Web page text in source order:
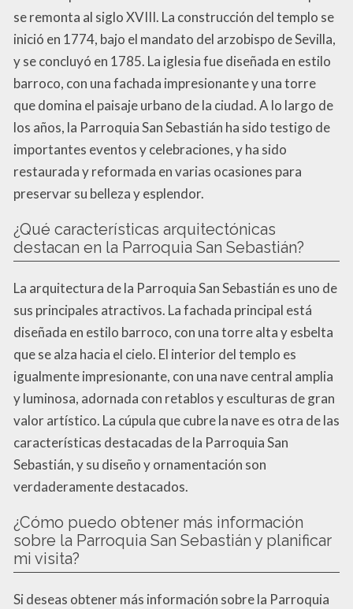
se remonta al siglo XVIII. La construcción del templo se
inició en 1774, bajo el mandato del arzobispo de Sevilla,
y se concluyó en 1785. La iglesia fue diseñada en estilo
barroco, con una fachada impresionante y una torre
que domina el paisaje urbano de la ciudad. A lo largo de
los años, la Parroquia San Sebastián ha sido testigo de
importantes eventos y celebraciones, y ha sido
restaurada y reformada en varias ocasiones para
preservar su belleza y esplendor.
¿Qué características arquitectónicas
destacan en la Parroquia San Sebastián?
La arquitectura de la Parroquia San Sebastián es uno de
sus principales atractivos. La fachada principal está
diseñada en estilo barroco, con una torre alta y esbelta
que se alza hacia el cielo. El interior del templo es
igualmente impresionante, con una nave central amplia
y luminosa, adornada con retablos y esculturas de gran
valor artístico. La cúpula que cubre la nave es otra de las
características destacadas de la Parroquia San
Sebastián, y su diseño y ornamentación son
verdaderamente destacados.
¿Cómo puedo obtener más información
sobre la Parroquia San Sebastián y planificar
mi visita?
Si deseas obtener más información sobre la Parroquia